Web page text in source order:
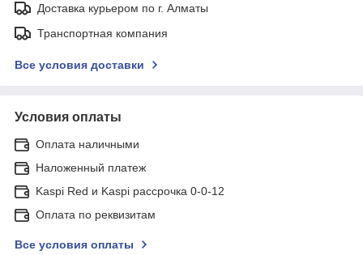
Доставка курьером по г. Алматы
Транспортная компания
Все условия доставки
Условия оплаты
Оплата наличными
Наложенный платеж
Kaspi Red и Kaspi рассрочка 0-0-12
Оплата по реквизитам
Все условия оплаты